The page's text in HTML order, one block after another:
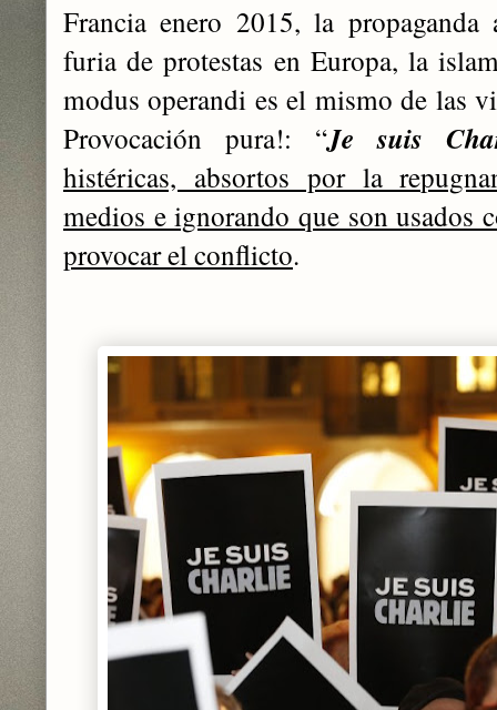
Francia enero 2015, la propaganda
furia de protestas en Europa, la
modus operandi es el mismo de las
Provocación pura!: “Je suis
histéricas, absortos por la
medios e ignorando que son usados
provocar el conflicto.